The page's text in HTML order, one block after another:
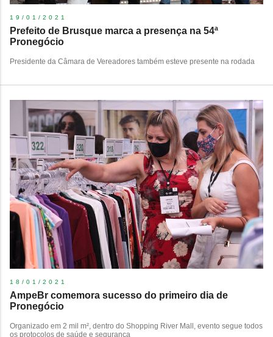
19/01/2021
Prefeito de Brusque marca a presença na 54ª
Pronegócio
Presidente da Câmara de Vereadores também esteve presente na rodada
18/01/2021
AmpeBr comemora sucesso do primeiro dia de
Pronegócio
Organizado em 2 mil m², dentro do Shopping River Mall, evento segue todos
os protocolos de saúde e segurança